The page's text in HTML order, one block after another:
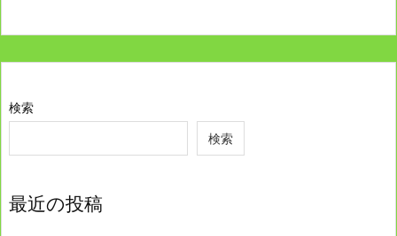
検索
検索
最近の投稿